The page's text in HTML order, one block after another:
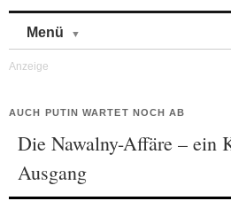
Menü
AUCH PUTIN WARTET NOCH AB
Die Nawalny-Affäre – ein
Ausgang